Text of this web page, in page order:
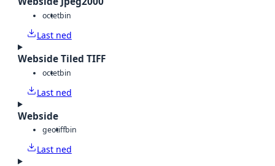
octetbin
Last ned
Webside Tiled TIFF
octetbin
Last ned
Webside
geotiffbin
Last ned